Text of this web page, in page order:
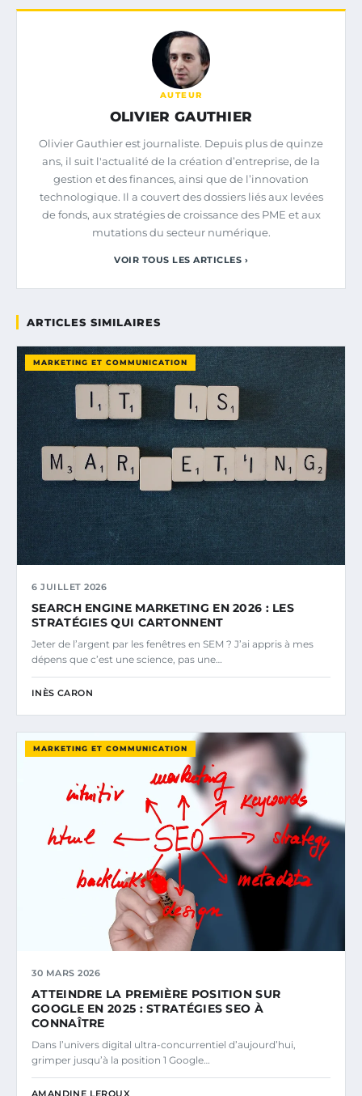
AUTEUR
OLIVIER GAUTHIER
Olivier Gauthier est journaliste. Depuis plus de quinze
ans, il suit l'actualité de la création d’entreprise, de la
gestion et des finances, ainsi que de l’innovation
technologique. Il a couvert des dossiers liés aux levées
de fonds, aux stratégies de croissance des PME et aux
mutations du secteur numérique.
VOIR TOUS LES ARTICLES ›
ARTICLES SIMILAIRES
MARKETING ET COMMUNICATION
6 JUILLET 2026
SEARCH ENGINE MARKETING EN 2026 : LES
STRATÉGIES QUI CARTONNENT
Jeter de l’argent par les fenêtres en SEM ? J’ai appris à mes
dépens que c’est une science, pas une…
INÈS CARON
MARKETING ET COMMUNICATION
30 MARS 2026
ATTEINDRE LA PREMIÈRE POSITION SUR
GOOGLE EN 2025 : STRATÉGIES SEO À
CONNAÎTRE
Dans l’univers digital ultra-concurrentiel d’aujourd’hui,
grimper jusqu’à la position 1 Google…